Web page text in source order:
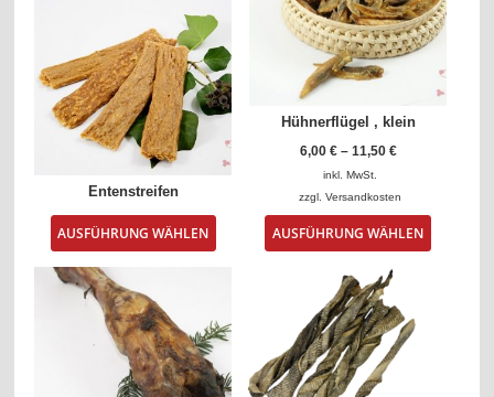
Entenstreifen
AUSFÜHRUNG WÄHLEN
Dieses
auf.
Die
Optionen
können
Hühnerflügel , klein
6,00 €– 11,50 €
inkl. MwSt.
zzgl.Versandkosten
AUSFÜHRUNG WÄHLEN
Dieses